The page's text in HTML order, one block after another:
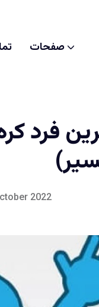
صفحات
فرد
2022